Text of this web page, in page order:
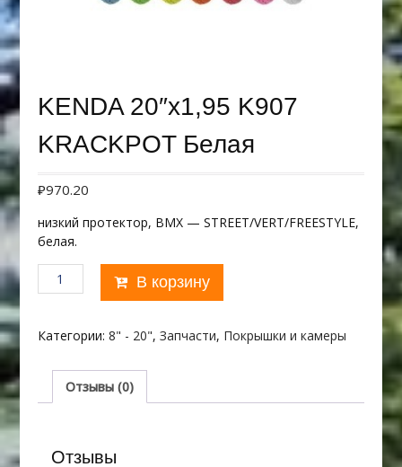
KENDA 20″х1,95 K907
KRACKPOT Белая
₽970.20
низкий протектор, BMX — STREET/VERT/FREESTYLE,
белая.
Количество
товара
20"х1,95
KRACKPOT
Белая
В корзину
Категории: 8" - 20", Запчасти, Покрышки и камеры
Отзывы (0)
Отзывы